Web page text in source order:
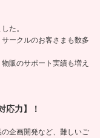
た。
ークルのお客さまも数多
販のサポート実績も増え
応力】！
企画開発など、難しいご